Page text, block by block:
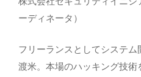
ーディネータ）
フリーランスとしてシステ
渡米。本場のハッキング技術